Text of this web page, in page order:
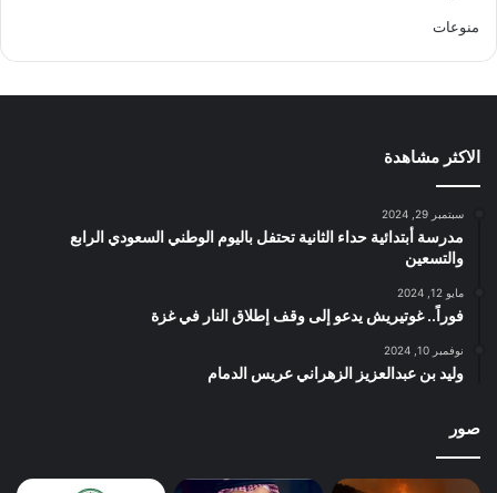
منوعات
الاكثر مشاهدة
سبتمبر 29, 2024
مدرسة أبتدائية حداء الثانية تحتفل باليوم الوطني السعودي الرابع
والتسعين
مايو 12, 2024
فوراً.. غوتيريش يدعو إلى وقف إطلاق النار في غزة
نوفمبر 10, 2024
وليد بن عبدالعزيز الزهراني عريس الدمام
صور